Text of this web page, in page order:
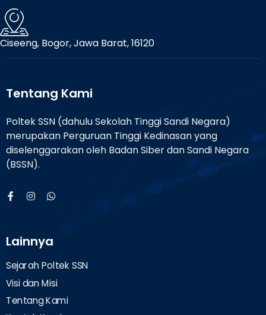
Ciseeng, Bogor, Jawa Barat, 16120
Tentang Kami
Poltek SSN (dahulu Sekolah Tinggi Sandi Negara)
merupakan Perguruan Tinggi Kedinasan yang
diselenggarakan oleh Badan Siber dan Sandi Negara
(BSSN).
Lainnya
Sejarah Poltek SSN
Visi dan Misi
Tentang Kami